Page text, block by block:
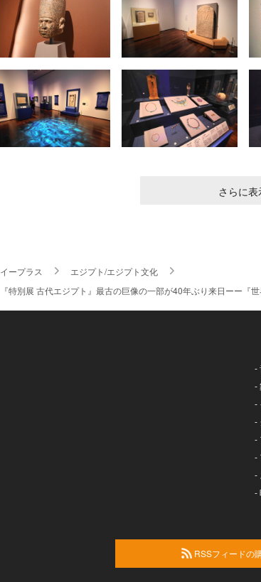
さらに表
イープラス
エジプト/エジプト文化
『特別展 古代エジプト』最古の巨像の一部が40年ぶり来日ーー『
-
-
-
-
-
-
-
-
RSSフィードの